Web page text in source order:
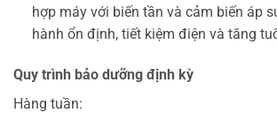
hợp máy với biến tần và cảm biến áp
hành ổn định, tiết kiệm điện và tăng
Quy trình bảo dưỡng định kỳ
Hàng tuần: